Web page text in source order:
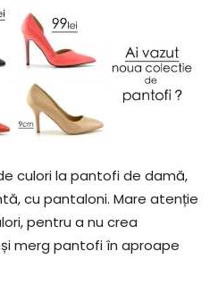
culori la pantofi de damă,
cu pantaloni. Mare atenție
pentru a nu crea
merg pantofi în aproape